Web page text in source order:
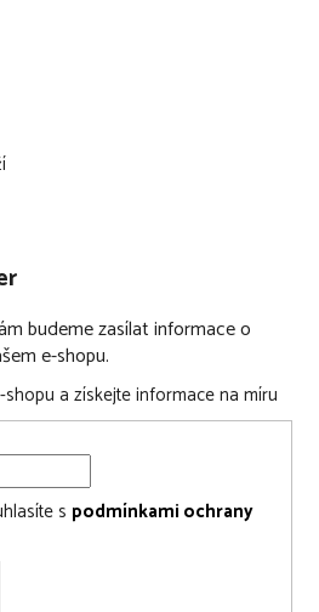
budeme zasílat informace o
e-shopu.
a získejte informace na míru
s podmínkami ochrany